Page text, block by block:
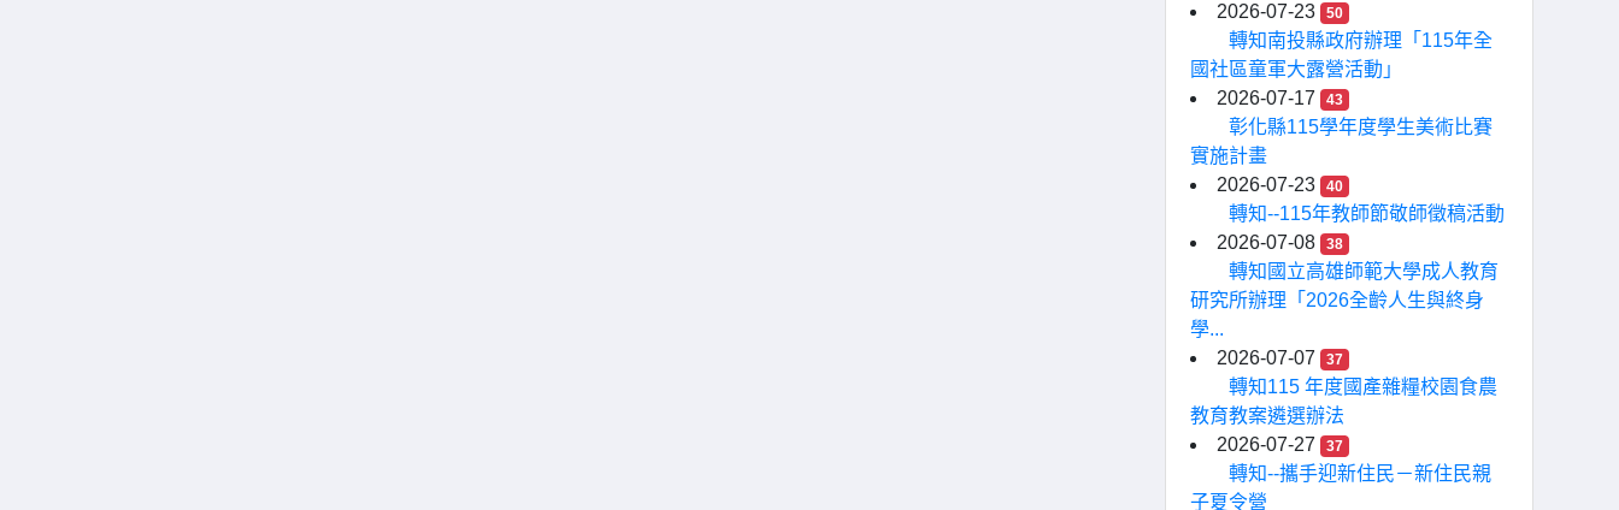
2026-07-23
50
轉知南投縣政府辦理「115年全
國社區童軍大露營活動」
2026-07-17
43
彰化縣115學年度學生美術比賽
實施計畫
2026-07-23
40
轉知--115年教師節敬師徵稿活動
2026-07-08
38
轉知國立高雄師範大學成人教育
研究所辦理「2026全齡人生與終身
學...
2026-07-07
37
轉知115 年度國產雜糧校園食農
教育教案遴選辦法
2026-07-27
37
轉知--攜手迎新住民－新住民親
子夏令營